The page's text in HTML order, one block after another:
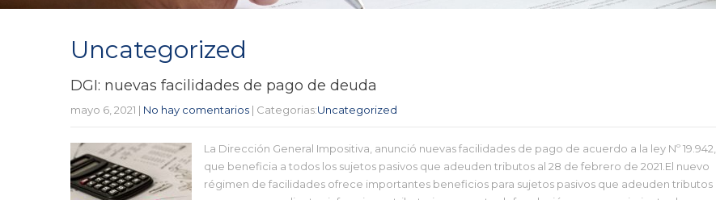
Uncategorized
DGI: nuevas facilidades de pago de deuda
mayo 6, 2021 | No hay comentarios | Categorias:Uncategorized
La Dirección General Impositiva, anunció nuevas facilidades de pago de acuerdo a la ley Nº 19.942,
que beneficia a todos los sujetos pasivos que adeuden tributos al 28 de febrero de 2021.El nuevo
régimen de facilidades ofrece importantes beneficios para sujetos pasivos que adeuden tributos